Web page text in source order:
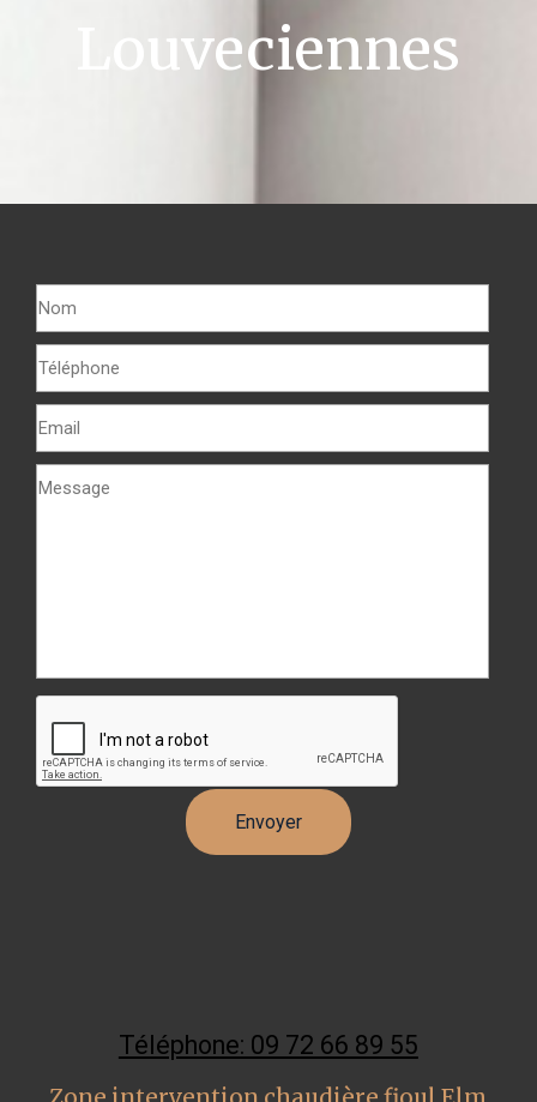
Louveciennes
Téléphone: 09 72 66 89 55